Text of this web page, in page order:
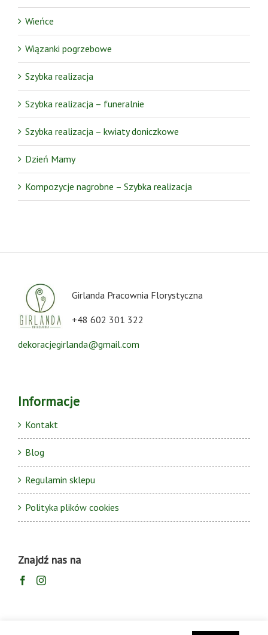
Wieńce
Wiązanki pogrzebowe
Szybka realizacja
Szybka realizacja – funeralnie
Szybka realizacja – kwiaty doniczkowe
Dzień Mamy
Kompozycje nagrobne – Szybka realizacja
Girlanda Pracownia Florystyczna
+48 602 301 322
dekoracjegirlanda@gmail.com
Informacje
Kontakt
Blog
Regulamin sklepu
Polityka plików cookies
Znajdź nas na